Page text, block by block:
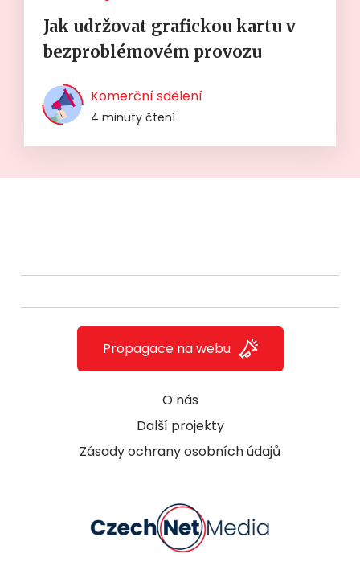
Jak udržovat grafickou kartu v
bezproblémovém provozu
Komerční sdělení
4 minuty čtení
O nás
Další projekty
Zásady ochrany osobních údajů
Propagace na webu